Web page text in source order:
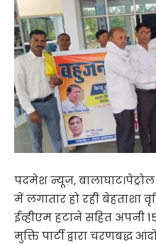
पदमेश न्यूज़,
में लगातार हो रही बेहताशा
ईव्हीएम हटाने सहित अपनी
मुक्ति पार्टी द्वारा